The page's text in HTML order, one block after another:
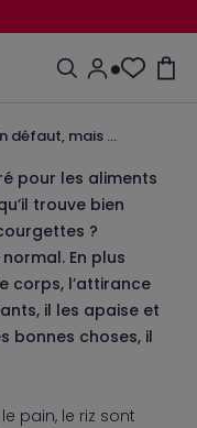
défaut, mais …
pour les aliments
trouve bien
?
En plus
corps, l’attirance
il les apaise et
bonnes choses, il
pain, le riz sont